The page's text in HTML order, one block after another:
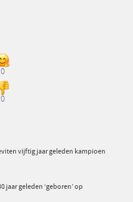
0
0
vijftig jaar geleden kampioen
jaar geleden ‘geboren’ op